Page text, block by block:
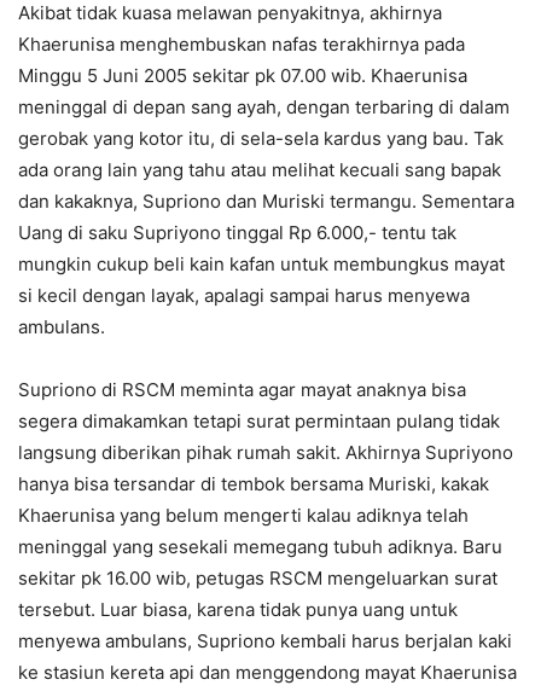
Akibat tidak kuasa melawan penyakitnya, akhirnya
Khaerunisa menghembuskan nafas terakhirnya pada
Minggu 5 Juni 2005 sekitar pk 07.00 wib. Khaerunisa
meninggal di depan sang ayah, dengan terbaring di dalam
gerobak yang kotor itu, di sela-sela kardus yang bau. Tak
ada orang lain yang tahu atau melihat kecuali sang bapak
dan kakaknya, Supriono dan Muriski termangu. Sementara
Uang di saku Supriyono tinggal Rp 6.000,- tentu tak
mungkin cukup beli kain kafan untuk membungkus mayat
si kecil dengan layak, apalagi sampai harus menyewa
ambulans.
Supriono di RSCM meminta agar mayat anaknya bisa
segera dimakamkan tetapi surat permintaan pulang tidak
langsung diberikan pihak rumah sakit. Akhirnya Supriyono
hanya bisa tersandar di tembok bersama Muriski, kakak
Khaerunisa yang belum mengerti kalau adiknya telah
meninggal yang sesekali memegang tubuh adiknya. Baru
sekitar pk 16.00 wib, petugas RSCM mengeluarkan surat
tersebut. Luar biasa, karena tidak punya uang untuk
menyewa ambulans, Supriono kembali harus berjalan kaki
ke stasiun kereta api dan menggendong mayat Khaerunisa